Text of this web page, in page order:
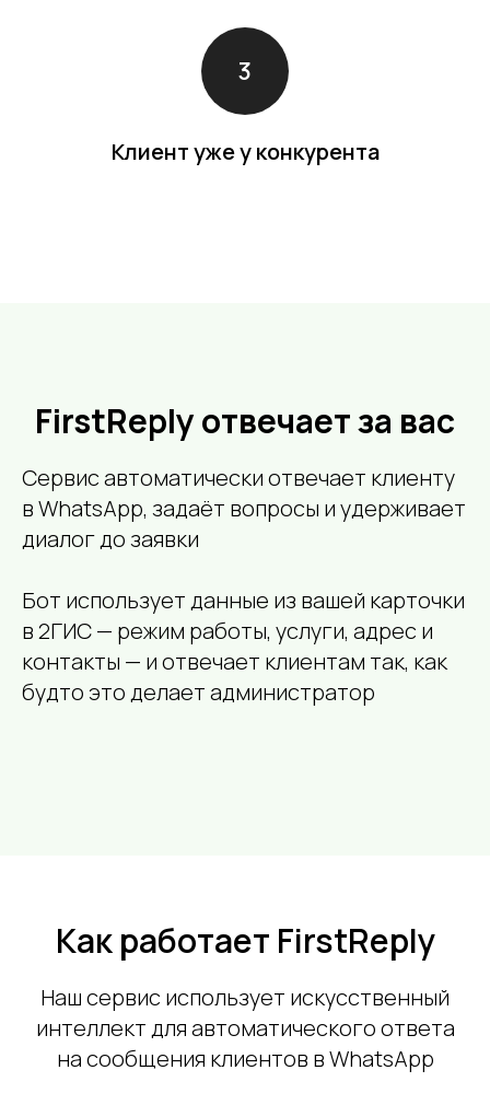
Клиент уже у конкурента
FirstReply отвечает за вас
Сервис автоматически отвечает клиенту
в WhatsApp, задаёт вопросы и удерживает
диалог до заявки
Бот использует данные из вашей карточки
в 2ГИС — режим работы, услуги, адрес и
контакты — и отвечает клиентам так, как
будто это делает администратор
Как работает FirstReply
Наш сервис использует искусственный
интеллект для автоматического ответа
на сообщения клиентов в WhatsApp